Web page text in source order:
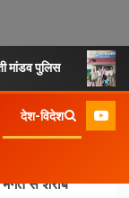
मांडव पुलिस
देश-विदेश
भगत से शराब